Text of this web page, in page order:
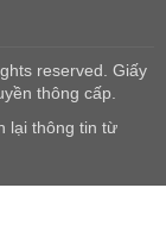
reserved. Giấy
thông cấp.
lại thông tin từ